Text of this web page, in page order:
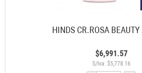
HINDS CR.ROSA
$6,991.57
S/Iva: $5,778.16